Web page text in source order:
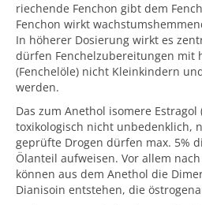
riechende Fenchon gibt dem
Fenchon wirkt
In höherer Dosierung wirkt es
dürfen Fenchelzubereitungen mit
(Fenchelöle) nicht Kleinkindern
werden.
Das zum Anethol isomere
toxikologisch nicht unbedenklich,
geprüfte Drogen dürfen max. 5%
Ölanteil aufweisen. Vor allem
können aus dem Anethol die
Dianisoin entstehen, die